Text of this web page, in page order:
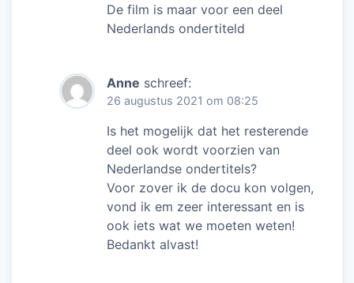
De film is maar voor een deel
Nederlands ondertiteld
Anne schreef:
26 augustus 2021 om 08:25
Is het mogelijk dat het resterende
deel ook wordt voorzien van
Nederlandse ondertitels?
Voor zover ik de docu kon volgen,
vond ik em zeer interessant en is
ook iets wat we moeten weten!
Bedankt alvast!